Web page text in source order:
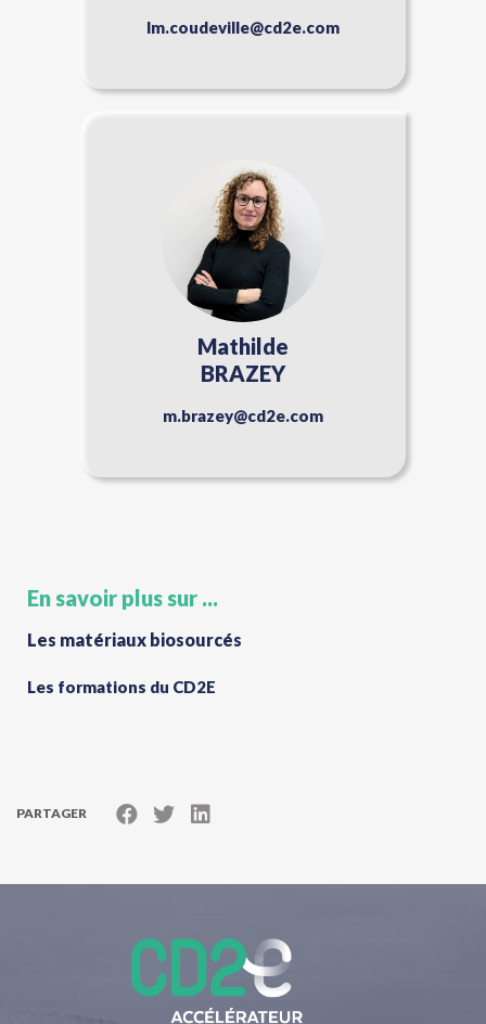
lm.coudeville@cd2e.com
Mathilde
BRAZEY
m.brazey@cd2e.com
En savoir plus sur ...
Les matériaux biosourcés
Les formations du CD2E
PARTAGER